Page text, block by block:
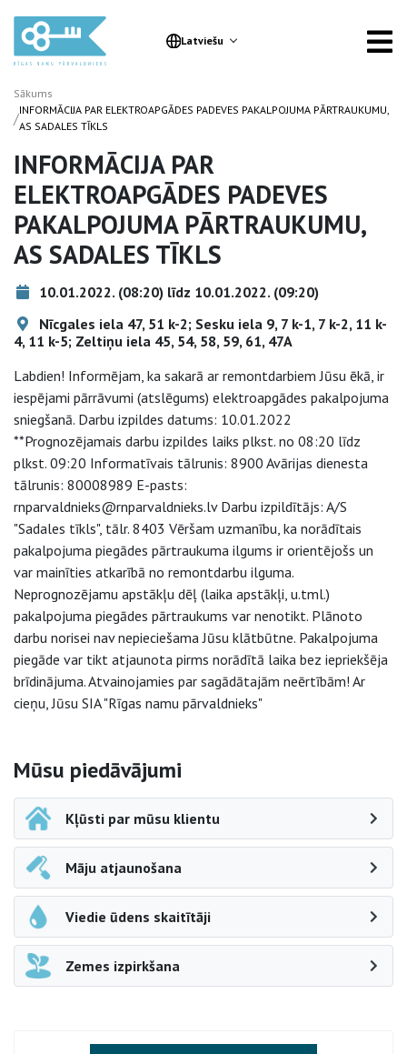
Latviešu
Sākums
/INFORMĀCIJA PAR ELEKTROAPGĀDES PADEVES PAKALPOJUMA PĀRTRAUKUMU,
AS SADALES TĪKLS
INFORMĀCIJA PAR
ELEKTROAPGĀDES PADEVES
PAKALPOJUMA PĀRTRAUKUMU,
AS SADALES TĪKLS
10.01.2022. (08:20) līdz 10.01.2022. (09:20)
Nīcgales iela 47, 51 k-2; Sesku iela 9, 7 k-1, 7 k-2, 11 k-
4, 11 k-5; Zeltiņu iela 45, 54, 58, 59, 61, 47A
Labdien! Informējam, ka sakarā ar remontdarbiem Jūsu ēkā, ir
iespējami pārrāvumi (atslēgums) elektroapgādes pakalpojuma
sniegšanā. Darbu izpildes datums: 10.01.2022
**Prognozējamais darbu izpildes laiks plkst. no 08:20 līdz
plkst. 09:20 Informatīvais tālrunis: 8900 Avārijas dienesta
tālrunis: 80008989 E-pasts:
rnparvaldnieks@rnparvaldnieks.lv Darbu izpildītājs: A/S
"Sadales tīkls", tālr. 8403 Vēršam uzmanību, ka norādītais
pakalpojuma piegādes pārtraukuma ilgums ir orientējošs un
var mainīties atkarībā no remontdarbu ilguma.
Neprognozējamu apstākļu dēļ (laika apstākļi, u.tml.)
pakalpojuma piegādes pārtraukums var nenotikt. Plānoto
darbu norisei nav nepieciešama Jūsu klātbūtne. Pakalpojuma
piegāde var tikt atjaunota pirms norādītā laika bez iepriekšēja
brīdinājuma. Atvainojamies par sagādātajām neērtībām! Ar
cieņu, Jūsu SIA "Rīgas namu pārvaldnieks"
Sāna navigācija
Mūsu piedāvājumi
Kļūsti par mūsu klientu
Māju atjaunošana
Viedie ūdens skaitītāji
Zemes izpirkšana